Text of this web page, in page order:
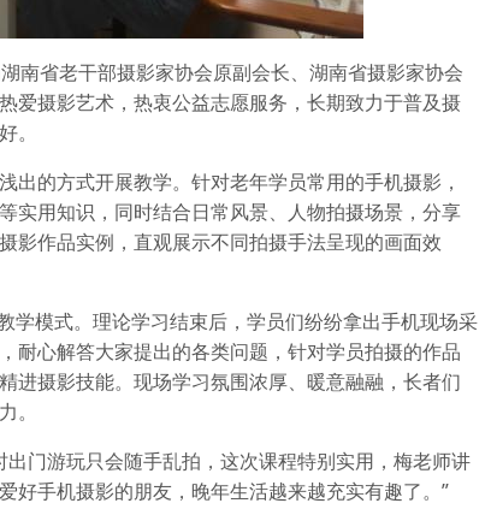
南省老干部摄影家协会原副会长、湖南省摄影家协会
爱摄影艺术，热衷公益志愿服务，长期致力于普及摄
。
的方式开展教学。针对老年学员常用的手机摄影，
实用知识，同时结合日常风景、人物拍摄场景，分享
影作品实例，直观展示不同拍摄手法呈现的画面效
学模式。理论学习结束后，学员们纷纷拿出手机现场采
耐心解答大家提出的各类问题，针对学员拍摄的作品
进摄影技能。现场学习氛围浓厚、暖意融融，长者们
。
门游玩只会随手乱拍，这次课程特别实用，梅老师讲
好手机摄影的朋友，晚年生活越来越充实有趣了。”